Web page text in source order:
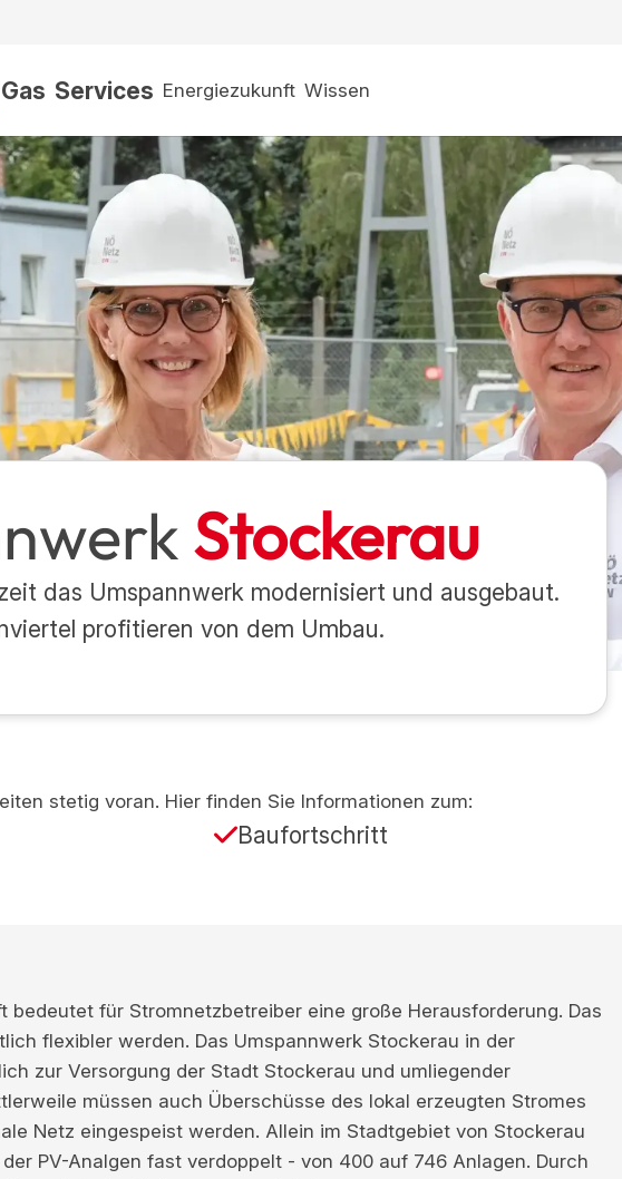
Gas Services Energiezukunft Wissen
Stockerau
das Umspannwerk modernisiert und ausgebaut.
profitieren von dem Umbau.
stetig voran. Hier finden Sie Informationen zum:
Baufortschritt
bedeutet für Stromnetzbetreiber eine große Herausforderung. Das
flexibler werden. Das Umspannwerk Stockerau in der
zur Versorgung der Stadt Stockerau und umliegender
müssen auch Überschüsse des lokal erzeugten Stromes
Netz eingespeist werden. Allein im Stadtgebiet von Stockerau
PV-Analgen fast verdoppelt - von 400 auf 746 Anlagen. Durch